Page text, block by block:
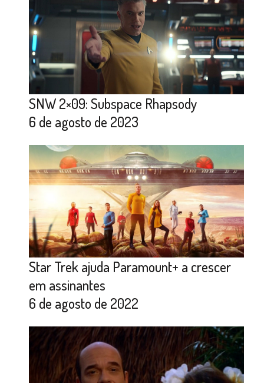
SNW 2×09: Subspace Rhapsody
6 de agosto de 2023
Star Trek ajuda Paramount+ a crescer
em assinantes
6 de agosto de 2022